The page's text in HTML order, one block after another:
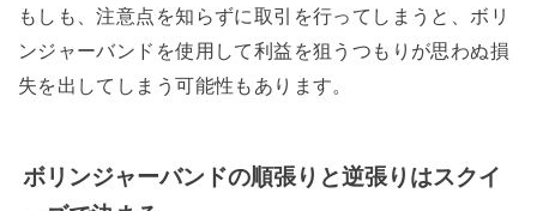
もしも、注意点を知らずに取引を行ってしまうと、ボリ
ンジャーバンドを使用して利益を狙うつもりが思わぬ損
失を出してしまう可能性もあります。
ボリンジャーバンドの順張りと逆張りはスクイ